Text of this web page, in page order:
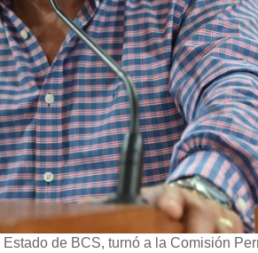
de BCS, turnó a la Comisión